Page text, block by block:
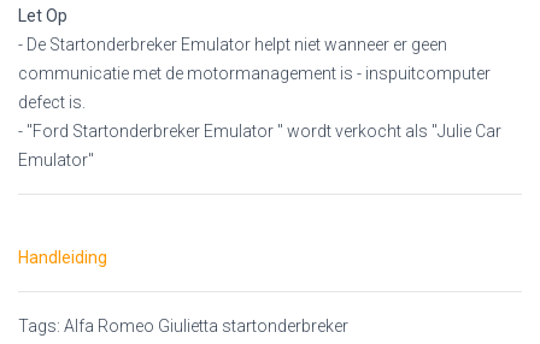
Let Op
- De Startonderbreker Emulator helpt niet wanneer er geen
communicatie met de motormanagement is - inspuitcomputer
defect is.
- "Ford Startonderbreker Emulator " wordt verkocht als "Julie Car
Emulator"
Handleiding
Tags: Alfa Romeo Giulietta startonderbreker